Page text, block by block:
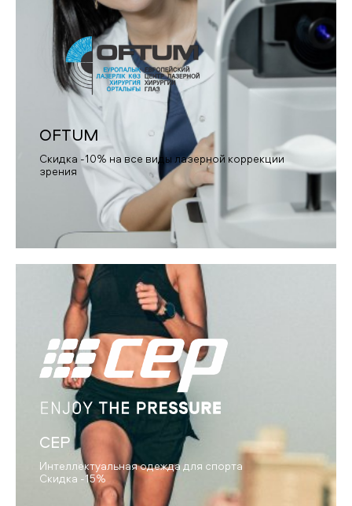
OFTUM
Скидка -10% на все виды лазерной коррекции
зрения
CEP
Интеллектуальная одежда для спорта
Скидка -15%